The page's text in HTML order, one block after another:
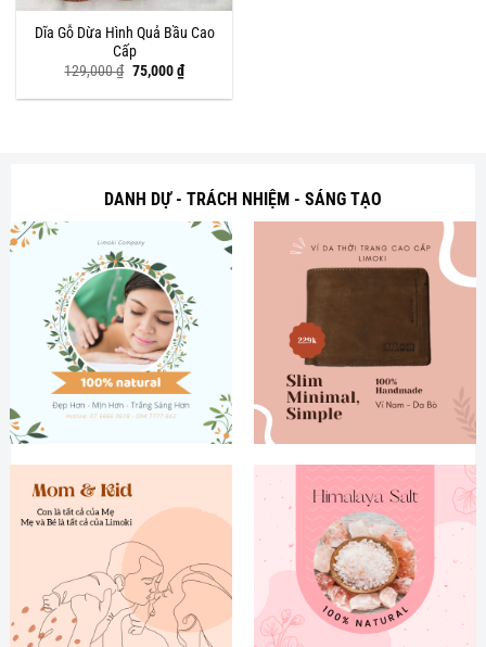
Dĩa Gỗ Dừa Hình Quả Bầu Cao
Cấp
129,000₫ Giá
gốc
là:
75,000₫Giá
hiện
tại
DANH DỰ - TRÁCH NHIỆM - SÁNG TẠO